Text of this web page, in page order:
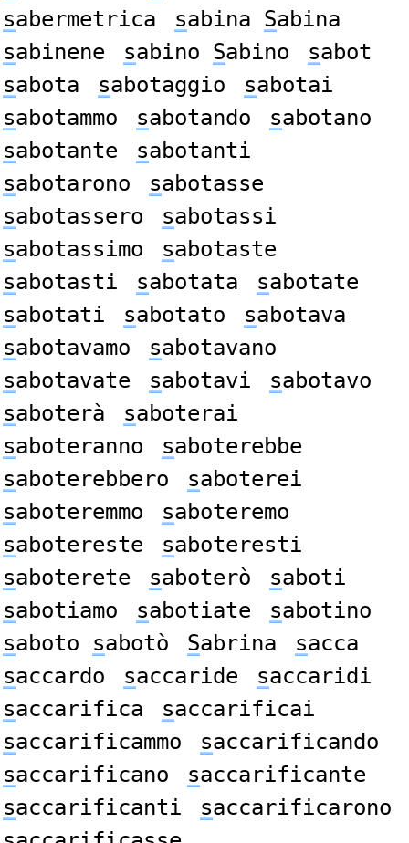
sabermetrica sabina Sabina
sabinene sabino Sabino sabot
sabota sabotaggio sabotai
sabotammo sabotando sabotano
sabotante sabotanti
sabotarono sabotasse
sabotassero sabotassi
sabotassimo sabotaste
sabotasti sabotata sabotate
sabotati sabotato sabotava
sabotavamo sabotavano
sabotavate sabotavi sabotavo
saboterà saboterai
saboteranno saboterebbe
saboterebbero saboterei
saboteremmo saboteremo
sabotereste saboteresti
saboterete saboterò saboti
sabotiamo sabotiate sabotino
saboto sabotò Sabrina sacca
saccardo saccaride saccaridi
saccarifica saccarificai
saccarificammo saccarificando
saccarificano saccarificante
saccarificanti saccarificarono